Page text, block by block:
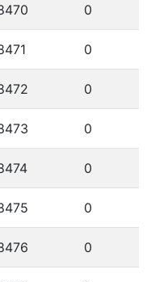
0
0
0
0
0
0
0